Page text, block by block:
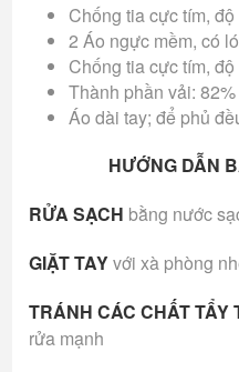
Chống tia cực tím,
2 Áo ngực mềm, có
Chống tia cực tím,
Thành phần vải:
Áo dài tay; để phủ
HƯỚNG DẪN
RỬA SẠCH bằng nước
GIẶT TAYvới xà phòng
TRÁNH CÁC CHẤT TẨY
rửa mạnh